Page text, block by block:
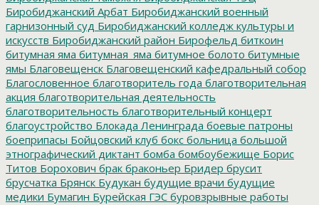
Биробиджанский Арбат Биробиджанский военный
гарнизонный суд Биробиджанский колледж культуры и
искусств Биробиджанский район Бирофельд биткоин
битумная яма битумная_яма битумное болото битумные
ямы Благовещенск Благовещенский кафедральный собор
Благословенное благотворитель года благотворительная
акция благотворительная деятельность
благотворительность благотворительный концерт
благоустройство Блокада Ленинграда боевые патроны
боеприпасы Бойцовский клуб бокс больница большой
этнографический диктант бомба бомбоубежище Борис
Титов Борохович брак браконьер Бридер брусит
брусчатка Брянск Будукан будущие врачи будущие
медики Бумагин Бурейская ГЭС буровзрывные работы